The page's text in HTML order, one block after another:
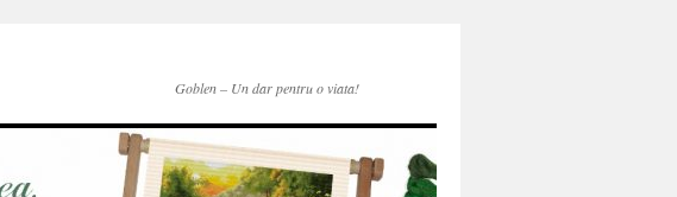
Goblen – Un dar pentru o viata!